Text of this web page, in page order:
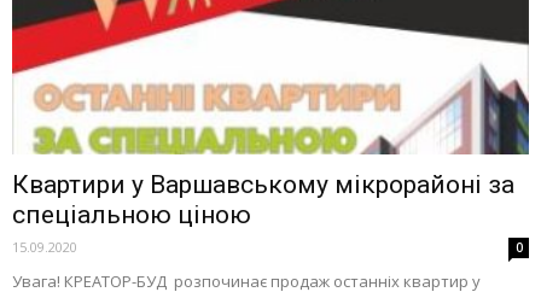
Квартири у Варшавському мікрорайоні за
спеціальною ціною
15.09.2020 0
Увага! КРЕАТОР-БУД розпочинає продаж останніх квартир у